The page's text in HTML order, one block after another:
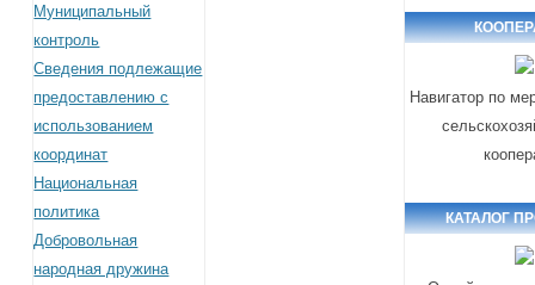
Муниципальный
контроль
Сведения подлежащие
предоставлению с
использованием
координат
Национальная
политика
Добровольная
народная дружина
Навигатор по
КАТАЛОГ